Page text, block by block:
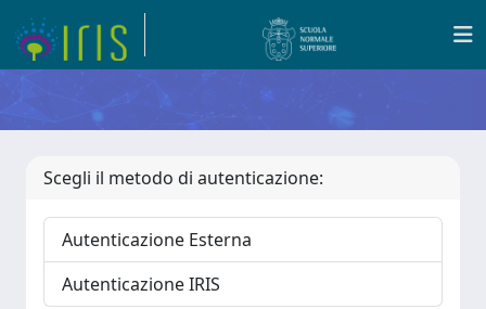
Scegli il metodo di autenticazione:
Autenticazione Esterna
Autenticazione IRIS